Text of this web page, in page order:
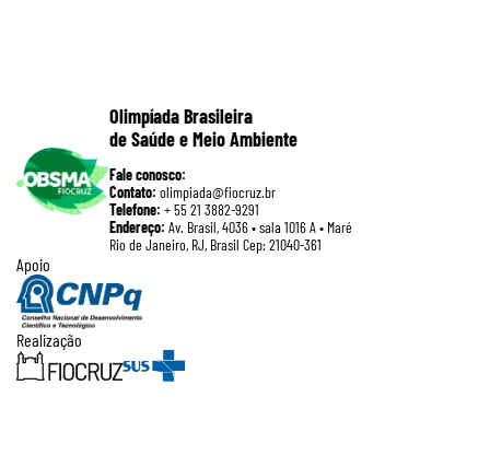
Olimpíada Brasileira
de Saúde e Meio Ambiente
Fale conosco:
Contato: olimpiada@fiocruz.br
Telefone: + 55 21 3882-9291
Endereço: Av. Brasil, 4036 • sala 1016 A • Maré
Rio de Janeiro, RJ, Brasil Cep: 21040-361
Apoio
Realização